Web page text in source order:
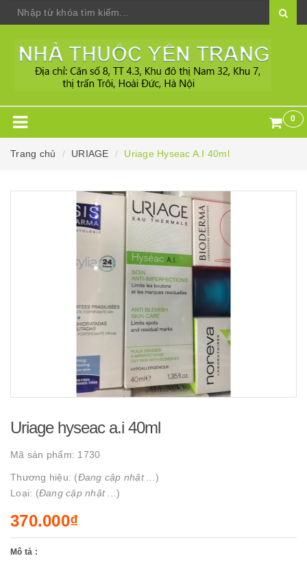
0
Trang chủ URIAGE Uriage Hyseac A.I 40ml
Uriage hyseac a.i 40ml
Mã sản phẩm: 1730
Thương hiệu: (Đang cập nhật ... )
Loại: (Đang cập nhật ... )
370.000₫
Mô tả :